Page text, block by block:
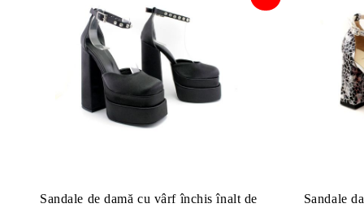
Sandale de damă cu vârf închis înalt de
Sandale